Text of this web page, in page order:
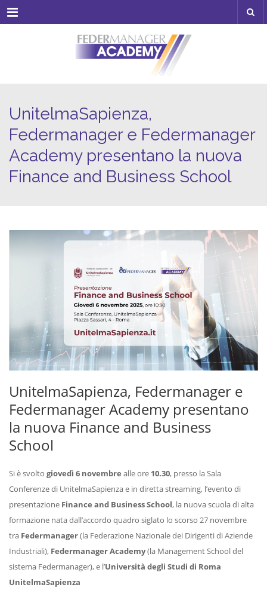
Menu
UnitelmaSapienza,
Federmanager e Federmanager
Academy presentano la nuova
Finance and Business School
UnitelmaSapienza, Federmanager e
Federmanager Academy presentano
la nuova Finance and Business
School
Si è svolto giovedì 6 novembre alle ore 10.30, presso la Sala
Conferenze di UnitelmaSapienza e in diretta streaming, l’evento di
presentazione Finance and Business School, la nuova scuola di alta
formazione nata dall’accordo quadro siglato lo scorso 27 novembre
tra Federmanager(la Federazione Nazionale dei Dirigenti di Aziende
Industriali), Federmanager Academy(la Management School del
sistema Federmanager), e l’Università degli Studi di Roma
UnitelmaSapienza